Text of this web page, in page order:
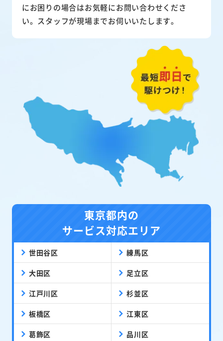
にお困りの場合はお気軽にお問い合わせくださ
い。スタッフが現場までお伺いいたします。
東京都内の
サービス対応エリア
世田谷区 練馬区
大田区 足立区
江戸川区 杉並区
板橋区 江東区
葛飾区 品川区